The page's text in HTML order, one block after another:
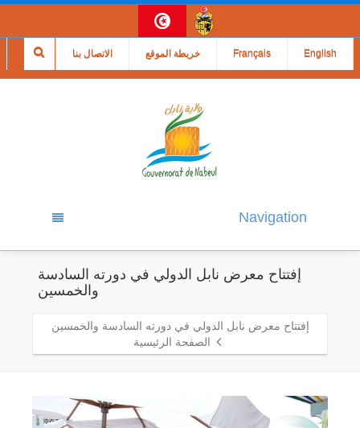
الاتصال بنا خريطة الموقع Français English
Navigation
إفتتاح معرض نابل الدولي في دورته السادسة
والخمسين
إفتتاح معرض نابل الدولي في دورته السادسة والخمسين
الصفحة الرئيسية